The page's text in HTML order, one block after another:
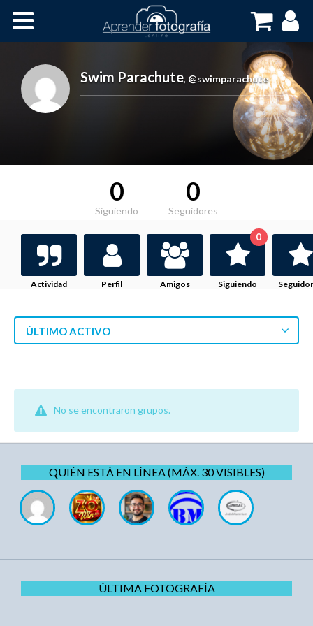
Cursos OnLine
Swim Parachute, @swimparachute
0
Siguiendo
0
Seguidores
Actividad Perfil Amigos Siguiendo
0
ÚLTIMO ACTIVO
No se encontraron grupos.
QUIÉN ESTÁ EN LÍNEA (MÁX. 30 VISIBLES)
ÚLTIMA FOTOGRAFÍA